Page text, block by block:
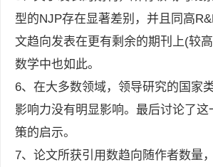
型的NJP存在显著差别，并且同高
文趋向发表在更有剩余的期刊上(较
数学中也如此。
6、在大多数领域，领导研究的国家
影响力没有明显影响。最后讨论了
策的启示。
7、论文所获引用数趋向随作者数量